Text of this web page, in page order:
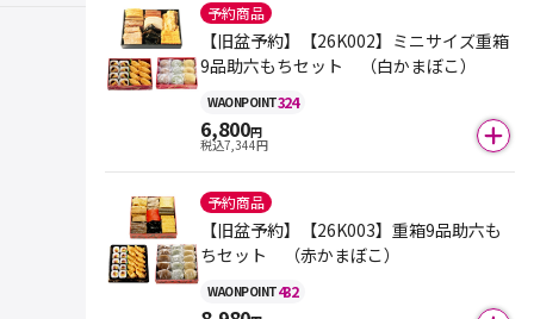
予約商品
【旧盆予約】【26K002】ミニサイズ重箱
9品助六もちセット （白かまぼこ）
WAONPOINT324
6,800円
税込7,344円
予約商品
【旧盆予約】【26K003】重箱9品助六も
ちセット （赤かまぼこ）
WAONPOINT432